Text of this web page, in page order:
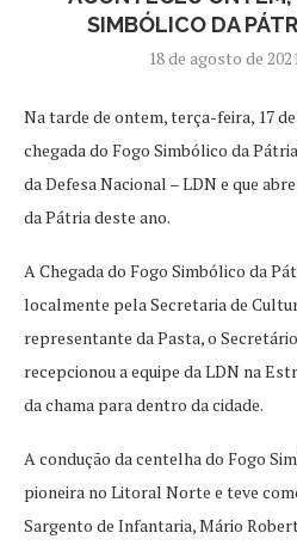
SIMBÓLICO DA
18 de agosto de
Na tarde de ontem, terça-feira, 17
chegada do Fogo Simbólico da
da Defesa Nacional – LDN e que
da Pátria deste ano.
A Chegada do Fogo Simbólico da
localmente pela Secretaria de
representante da Pasta, o
recepcionou a equipe da LDN na
da chama para dentro da cidade.
A condução da centelha do Fogo
pioneira no Litoral Norte e teve
Sargento de Infantaria, Mário